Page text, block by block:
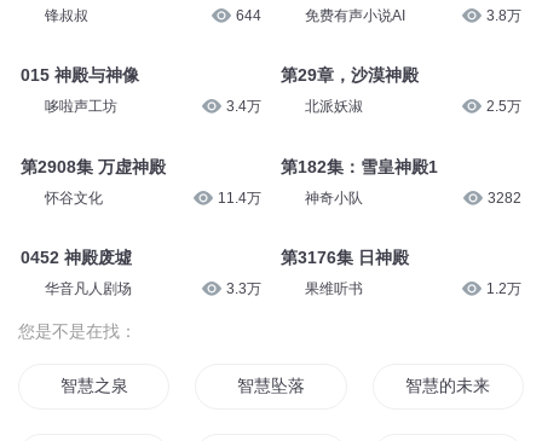
锋叔叔 644
015 神殿与神像
哆啦声工坊 3.4万
第2908集 万虚神殿
怀谷文化 11.4万
0452 神殿废墟
华音凡人剧场 3.3万
免费有声小说AI 3.8万
第29章，沙漠神殿
北派妖淑 2.5万
第182集：雪皇神殿1
神奇小队 3282
第3176集 日神殿
果维听书 1.2万
您是不是在找：
智慧之泉 智慧坠落 智慧的未来